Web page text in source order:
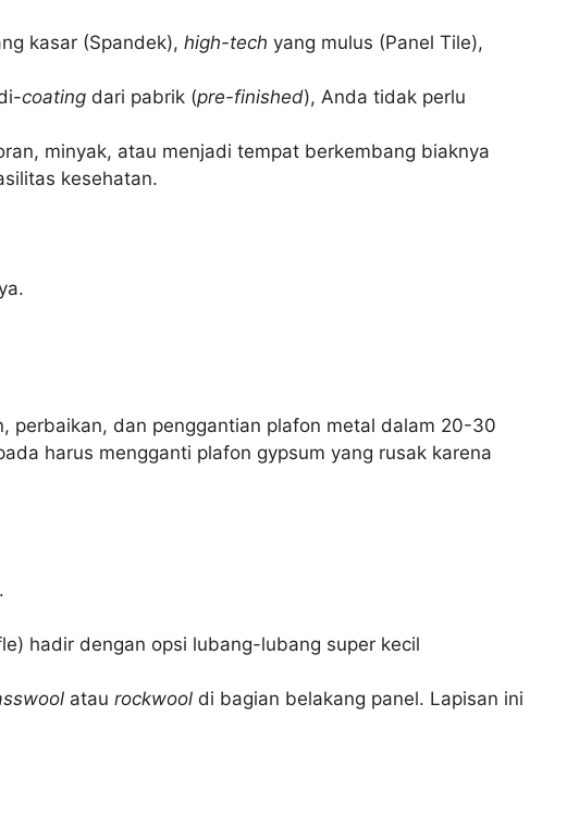
kasar (Spandek),high-tech yang mulus (Panel Tile),
coating dari pabrik (pre-finished), Anda tidak perlu
minyak, atau menjadi tempat berkembang biaknya
kesehatan.
perbaikan, dan penggantian plafon metal dalam 20-30
harus mengganti plafon gypsum yang rusak karena
hadir dengan opsi lubang-lubang super kecil
ataurockwool di bagian belakang panel. Lapisan ini